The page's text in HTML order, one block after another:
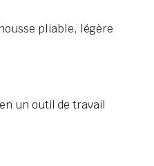
pliable, légère
un outil de travail